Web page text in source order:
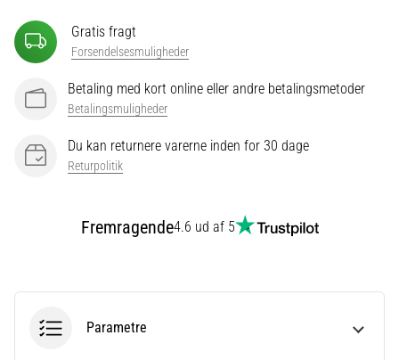
Vis
alle
artikler
Gratis fragt
Forsendelsesmuligheder
Betaling med kort online eller andre betalingsmetoder
Betalingsmuligheder
Du kan returnere varerne inden for 30 dage
Returpolitik
Fremragende4.6 ud af 5
Parametre